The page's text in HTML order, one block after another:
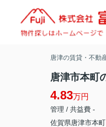
唐津の賃貸・不動
唐津市本町
4.83万円
管理 / 共益費 -
佐賀県唐津市本町